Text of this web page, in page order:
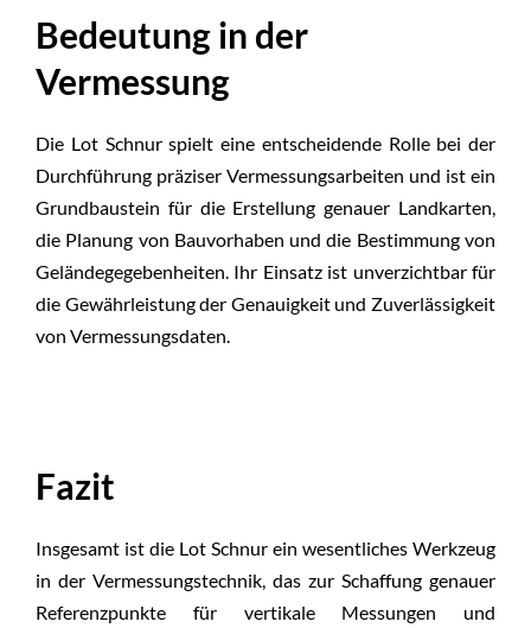
Bedeutung in der
Vermessung
Die Lot Schnur spielt eine entscheidende Rolle bei der
Durchführung präziser Vermessungsarbeiten und ist ein
Grundbaustein für die Erstellung genauer Landkarten,
die Planung von Bauvorhaben und die Bestimmung von
Geländegegebenheiten. Ihr Einsatz ist unverzichtbar für
die Gewährleistung der Genauigkeit und Zuverlässigkeit
von Vermessungsdaten.
Fazit
Insgesamt ist die Lot Schnur ein wesentliches Werkzeug
in der Vermessungstechnik, das zur Schaffung genauer
Referenzpunkte für vertikale Messungen und